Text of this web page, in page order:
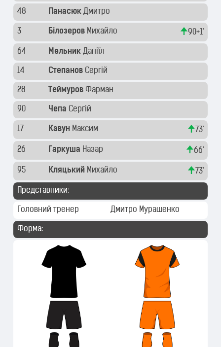
48 Панасюк Дмитро
3 Білозеров Михайло 90+1'
64 Мельник Даніїл
14 Степанов Сергій
28 Теймуров Фарман
90 Чепа Сергій
17 Кавун Максим 73'
26 Гаркуша Назар 66'
95 Кляцький Михайло 73'
Представники:
Головний тренер Дмитро Мурашенко
Форма: